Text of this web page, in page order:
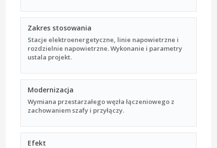
Zakres stosowania
Stacje elektroenergetyczne, linie napowietrzne i
rozdzielnie napowietrzne. Wykonanie i parametry
ustala projekt.
Modernizacja
Wymiana przestarzałego węzła łączeniowego z
zachowaniem szafy i przyłączy.
Efekt